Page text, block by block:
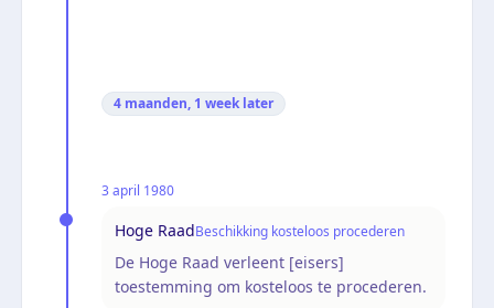
4 maanden, 1 week later
3 april 1980
Hoge RaadBeschikking kosteloos procederen
De Hoge Raad verleent [eisers]
toestemming om kosteloos te procederen.